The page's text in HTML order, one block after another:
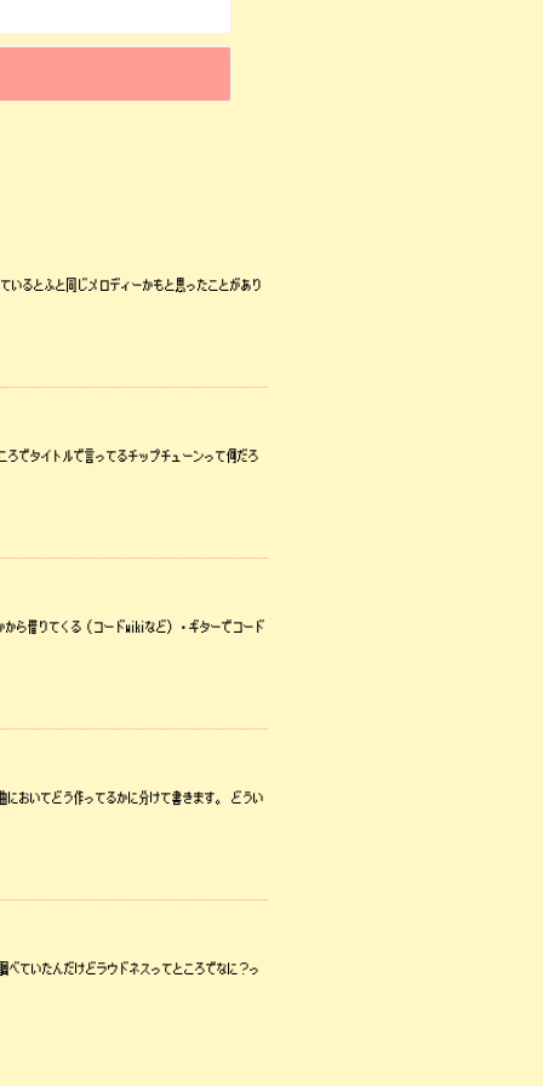
いるとふと同じメロディーかもと思ったことがあり
ろでタイトルで言ってるチップチューンって何だろ
ら借りてくる（コードwikiなど）・ギターでコード
においてどう作ってるかに分けて書きます。 どうい
ていたんだけどラウドネスってところでなに？っ